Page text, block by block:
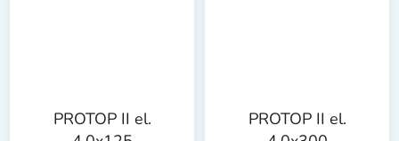
PROTOP II el.
PROTOP II el.